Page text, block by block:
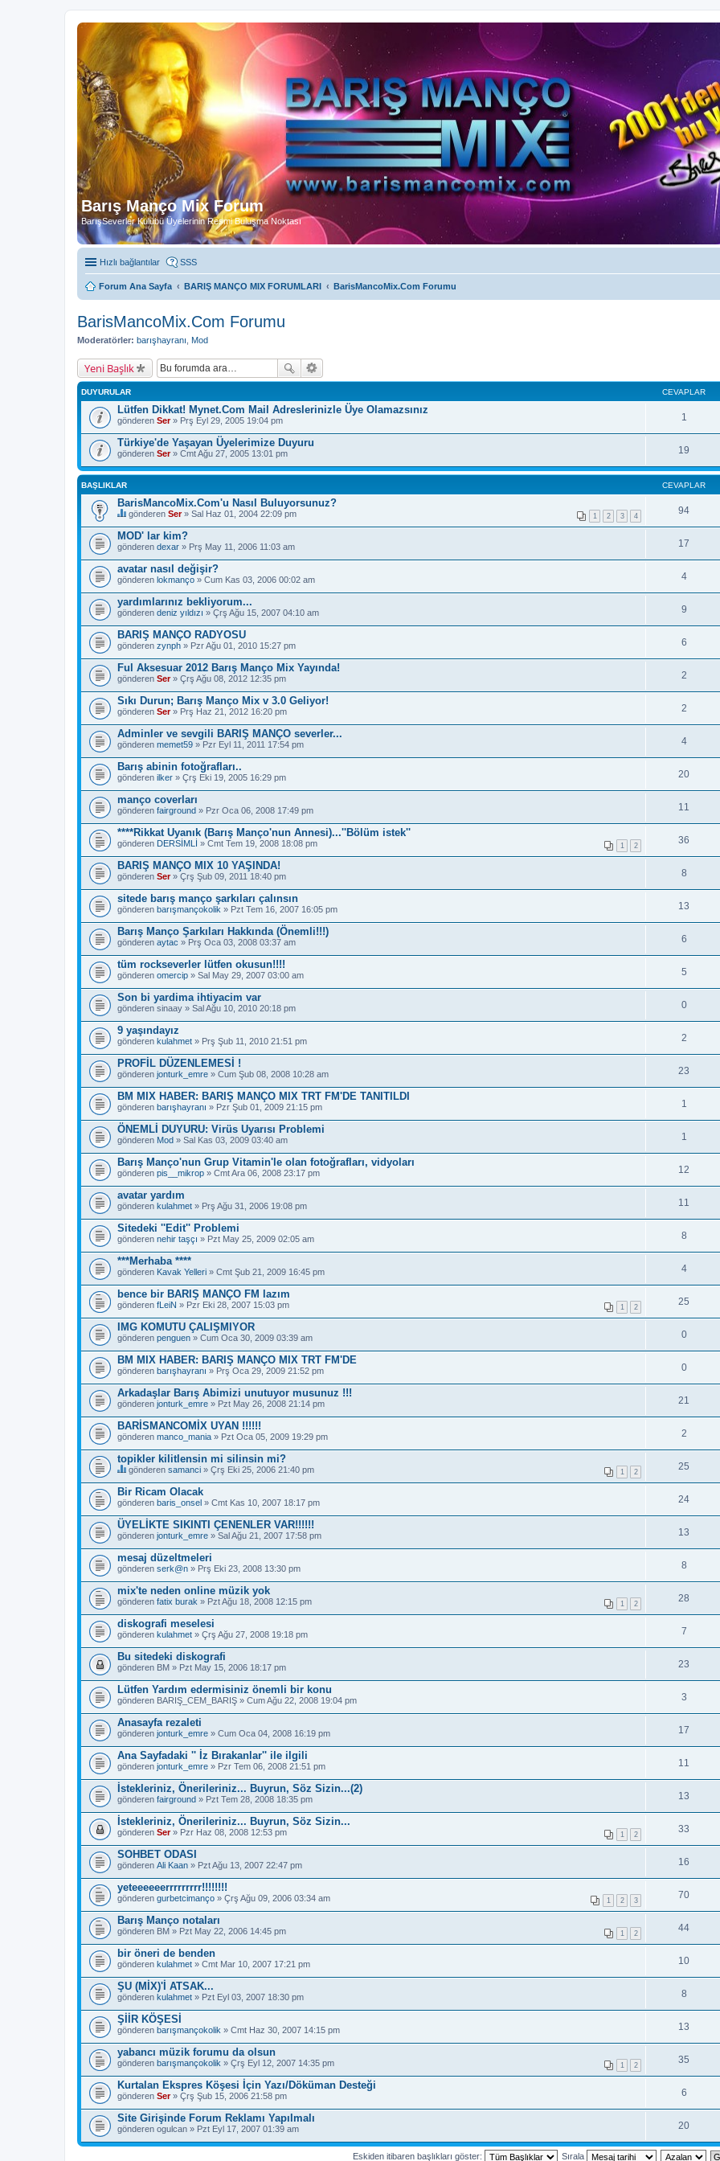
Barış Manço Mix Forum
BarışSeverler Kulübü Üyelerinin Resmi Buluşma Noktası
Hızlı bağlantılar SSS
Forum Ana Sayfa BARIŞ MANÇO MIX FORUMLARI BarisMancoMix.Com Forumu
BarisMancoMix.Com Forumu
Moderatörler: barışhayranı Mod
Yeni Başlık
DUYURULAR CEVAPLAR
Lütfen Dikkat! Mynet.Com Mail Adreslerinizle Üye Olamazsınız
gönderen Ser» Prş Eyl 29, 2005 19:04 pm 1
Türkiye'de Yaşayan Üyelerimize Duyuru
gönderen Ser» Cmt Ağu 27, 2005 13:01 pm 19
BAŞLIKLAR CEVAPLAR
BarisMancoMix.Com'u Nasıl Buluyorsunuz?
1 2 3 4
B
u
b
a
ş
l
ı
b
i
r
a
n
k
e
t
e
a
h
i
p
.
gönderen Ser» Sal Haz 01, 2004 22:09 pm 94
MOD' lar kim?
gönderen dexar » Prş May 11, 2006 11:03 am 17
avatar nasıl değişir?
gönderen lokmanço » Cum Kas 03, 2006 00:02 am 4
yardımlarınız bekliyorum...
gönderen deniz yıldızı » Çrş Ağu 15, 2007 04:10 am 9
BARIŞ MANÇO RADYOSU
gönderen zynph » Pzr Ağu 01, 2010 15:27 pm 6
Ful Aksesuar 2012 Barış Manço Mix Yayında!
gönderen Ser» Çrş Ağu 08, 2012 12:35 pm 2
Sıkı Durun; Barış Manço Mix v 3.0 Geliyor!
gönderen Ser» Prş Haz 21, 2012 16:20 pm 2
Adminler ve sevgili BARIŞ MANÇO severler...
gönderen memet59 » Pzr Eyl 11, 2011 17:54 pm 4
Barış abinin fotoğrafları..
gönderen ilker » Çrş Eki 19, 2005 16:29 pm 20
manço coverları
gönderen fairground » Pzr Oca 06, 2008 17:49 pm 11
****Rikkat Uyanık (Barış Manço'nun Annesi)...''Bölüm istek''
1 2
gönderen DERSİMLİ » Cmt Tem 19, 2008 18:08 pm 36
BARIŞ MANÇO MIX 10 YAŞINDA!
gönderen Ser» Çrş Şub 09, 2011 18:40 pm 8
sitede barış manço şarkıları çalınsın
gönderen barışmançokolik » Pzt Tem 16, 2007 16:05 pm 13
Barış Manço Şarkıları Hakkında (Önemli!!!)
gönderen aytac » Prş Oca 03, 2008 03:37 am 6
tüm rockseverler lütfen okusun!!!!
gönderen omercip » Sal May 29, 2007 03:00 am 5
Son bi yardima ihtiyacim var
gönderen sinaay » Sal Ağu 10, 2010 20:18 pm 0
9 yaşındayız
gönderen kulahmet » Prş Şub 11, 2010 21:51 pm 2
PROFİL DÜZENLEMESİ !
gönderen jonturk_emre » Cum Şub 08, 2008 10:28 am 23
BM MIX HABER: BARIŞ MANÇO MIX TRT FM'DE TANITILDI
gönderen barışhayranı » Pzr Şub 01, 2009 21:15 pm 1
ÖNEMLİ DUYURU: Virüs Uyarısı Problemi
gönderen Mod » Sal Kas 03, 2009 03:40 am 1
Barış Manço'nun Grup Vitamin'le olan fotoğrafları, vidyoları
gönderen pis__mikrop » Cmt Ara 06, 2008 23:17 pm 12
avatar yardım
gönderen kulahmet » Prş Ağu 31, 2006 19:08 pm 11
Sitedeki ''Edit'' Problemi
gönderen nehir taşçı » Pzt May 25, 2009 02:05 am 8
***Merhaba ****
gönderen Kavak Yelleri » Cmt Şub 21, 2009 16:45 pm 4
bence bir BARIŞ MANÇO FM lazım
1 2
gönderen fLeiN » Pzr Eki 28, 2007 15:03 pm 25
IMG KOMUTU ÇALIŞMIYOR
gönderen penguen » Cum Oca 30, 2009 03:39 am 0
BM MIX HABER: BARIŞ MANÇO MIX TRT FM'DE
gönderen barışhayranı » Prş Oca 29, 2009 21:52 pm 0
Arkadaşlar Barış Abimizi unutuyor musunuz !!!
gönderen jonturk_emre » Pzt May 26, 2008 21:14 pm 21
BARİSMANCOMİX UYAN !!!!!!
gönderen manco_mania » Pzt Oca 05, 2009 19:29 pm 2
topikler kilitlensin mi silinsin mi?
1 2
B
u
b
a
ş
l
ı
b
r
a
n
k
e
t
e
a
h
i
p
.
gönderen samanci » Çrş Eki 25, 2006 21:40 pm 25
Bir Ricam Olacak
gönderen baris_onsel » Cmt Kas 10, 2007 18:17 pm 24
ÜYELİKTE SIKINTI ÇENENLER VAR!!!!!!
gönderen jonturk_emre » Sal Ağu 21, 2007 17:58 pm 13
mesaj düzeltmeleri
gönderen serk@n » Prş Eki 23, 2008 13:30 pm 8
mix'te neden online müzik yok
1 2
gönderen fatix burak » Pzt Ağu 18, 2008 12:15 pm 28
diskografi meselesi
gönderen kulahmet » Çrş Ağu 27, 2008 19:18 pm 7
Bu sitedeki diskografi
gönderen BM » Pzt May 15, 2006 18:17 pm 23
Lütfen Yardım edermisiniz önemli bir konu
gönderen BARIŞ_CEM_BARIŞ » Cum Ağu 22, 2008 19:04 pm 3
Anasayfa rezaleti
gönderen jonturk_emre » Cum Oca 04, 2008 16:19 pm 17
Ana Sayfadaki '' İz Bırakanlar'' ile ilgili
gönderen jonturk_emre » Pzr Tem 06, 2008 21:51 pm 11
İstekleriniz, Önerileriniz... Buyrun, Söz Sizin...(2)
gönderen fairground » Pzt Tem 28, 2008 18:35 pm 13
İstekleriniz, Önerileriniz... Buyrun, Söz Sizin...
1 2
gönderen Ser» Pzr Haz 08, 2008 12:53 pm 33
SOHBET ODASI
gönderen Ali Kaan » Pzt Ağu 13, 2007 22:47 pm 16
yeteeeeeerrrrrrrrr!!!!!!!!
1 2 3
gönderen gurbetcimanço » Çrş Ağu 09, 2006 03:34 am 70
Barış Manço notaları
1 2
gönderen BM » Pzt May 22, 2006 14:45 pm 44
bir öneri de benden
gönderen kulahmet » Cmt Mar 10, 2007 17:21 pm 10
ŞU (MİX)'İ ATSAK...
gönderen kulahmet » Pzt Eyl 03, 2007 18:30 pm 8
ŞİİR KÖŞESİ
gönderen barışmançokolik » Cmt Haz 30, 2007 14:15 pm 13
yabancı müzik forumu da olsun
1 2
gönderen barışmançokolik » Çrş Eyl 12, 2007 14:35 pm 35
Kurtalan Ekspres Köşesi İçin Yazı/Döküman Desteği
gönderen Ser» Çrş Şub 15, 2006 21:58 pm 6
Site Girişinde Forum Reklamı Yapılmalı
gönderen ogulcan » Pzt Eyl 17, 2007 01:39 am 20
Eskiden itibaren başlıkları göster: Sırala